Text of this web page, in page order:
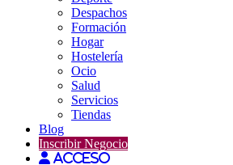
Despachos
Formación
Hogar
Hostelería
Ocio
Salud
Servicios
Tiendas
Blog
Inscribir Negocio
Acceso